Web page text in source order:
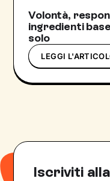
Volontà,
ingredienti
solo
LEGGI
Iscriviti